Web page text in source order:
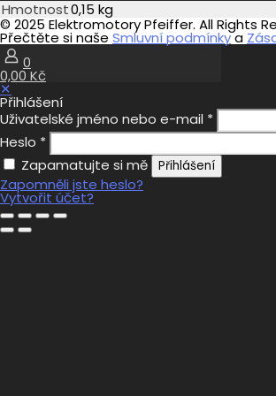
Hmotnost0,15 kg
© 2025 Elektromotory Pfeiffer. All Rights
Přečtěte si naše Smluvní podmínkya
0
0,00 Kč
✕
Přihlášení
Uživatelské jméno nebo e-mail *
Heslo *
Zapamatujte si mě
Přihlášení
Zapomněli jste heslo?
Vytvořit účet?